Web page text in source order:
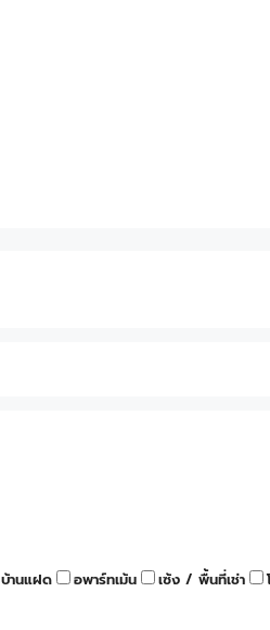
บ้านแฝด อพาร์ทเม้น เซ้ง / พื้นที่เช่า